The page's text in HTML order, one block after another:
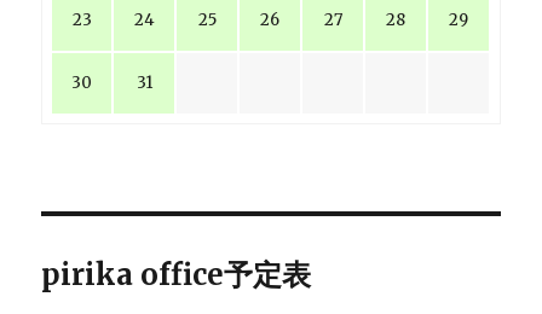
23 24 25 26 27 28 29
30 31
pirika office予定表